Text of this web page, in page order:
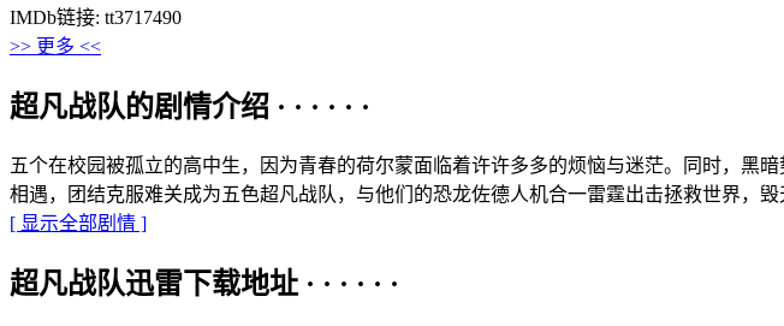
IMDb链接: tt3717490
>> 更多 <<
超凡战队的剧情介绍 · · · · · ·
五个在校园被孤立的高中生，因为青春的荷尔蒙面临着许许多多的烦恼与迷茫。同时，黑
相遇，团结克服难关成为五色超凡战队，与他们的恐龙佐德人机合一雷霆出击拯救世界，
[ 显示全部剧情 ]
超凡战队迅雷下载地址 · · · · · ·